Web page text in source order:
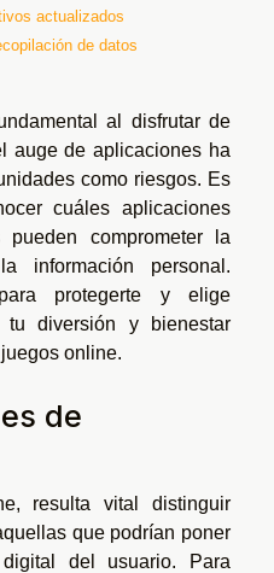
actualizados
de datos
al disfrutar de
auge de aplicaciones ha
como riesgos. Es
cuáles aplicaciones
comprometer la
información personal.
protegerte y elige
tu diversión y bienestar
online.
de
resulta vital distinguir
que podrían poner
del usuario. Para